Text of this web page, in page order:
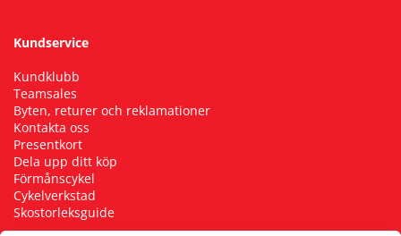
Kundservice
Kundklubb
Teamsales
Byten, returer och reklamationer
Kontakta oss
Presentkort
Dela upp ditt köp
Förmånscykel
Cykelverkstad
Skostorleksguide